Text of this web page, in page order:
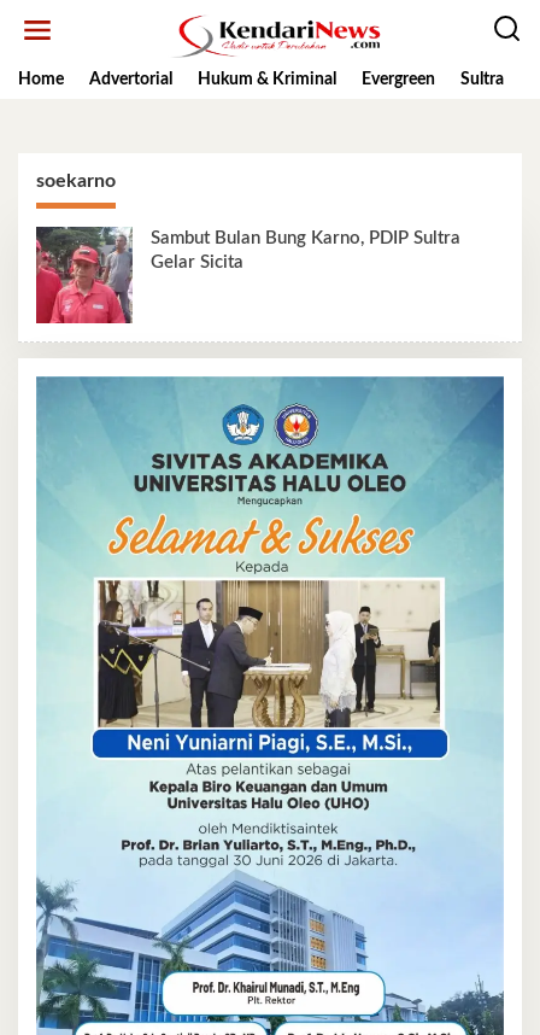
Home
Advertorial Hukum & Kriminal Evergreen Sultra
soekarno
Sambut Bulan Bung Karno, PDIP Sultra
Gelar Sicita